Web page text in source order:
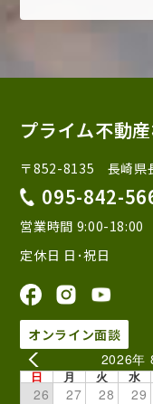
プライム不動
〒852-8135 長崎県
095-842-
営業時間 9:00-18:00
定休日 日･祝日
オンライン面談
2026年
日 月 火 水
26 27 28 29